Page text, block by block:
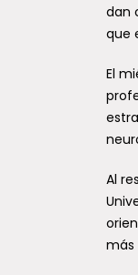
dan
que
El
Al
más